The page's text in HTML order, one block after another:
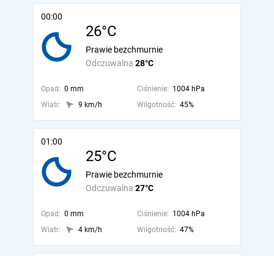
00:00
26°C
Odczuwalna 28°C
Prawie bezchmurnie
Opad: 0 mm Ciśnienie: 1004 hPa
Wiatr:
9 km/h Wilgotność: 45%
01:00
25°C
Odczuwalna 27°C
Prawie bezchmurnie
Opad: 0 mm Ciśnienie: 1004 hPa
Wiatr:
4 km/h Wilgotność: 47%